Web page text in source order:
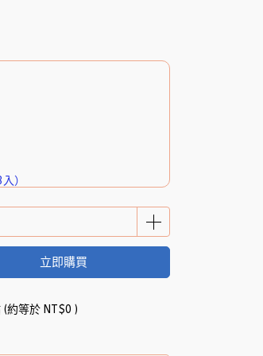
）
立即購買
(約等於 NT$0 )